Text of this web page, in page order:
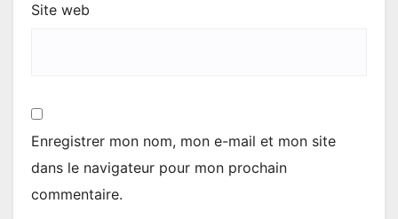
Site web
Enregistrer mon nom, mon e-mail et mon site
dans le navigateur pour mon prochain
commentaire.